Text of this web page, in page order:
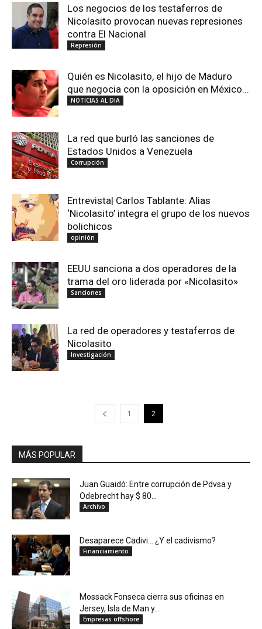
Los negocios de los testaferros de
Nicolasito provocan nuevas represiones
contra El Nacional
Represión
Quién es Nicolasito, el hijo de Maduro
que negocia con la oposición en México...
NOTICIAS AL DIA
La red que burló las sanciones de
Estados Unidos a Venezuela
Corrupción
Entrevista| Carlos Tablante: Alias
‘Nicolasito’ integra el grupo de los nuevos
bolichicos
opinión
EEUU sanciona a dos operadores de la
trama del oro liderada por «Nicolasito»
Sanciones
La red de operadores y testaferros de
Nicolasito
Investigación
1 2
MÁS POPULAR
Juan Guaidó: Entre corrupción de Pdvsa y
Odebrecht hay $ 80...
Archivo
Desaparece Cadivi… ¿Y el cadivismo?
Financiamiento
Mossack Fonseca cierra sus oficinas en
Jersey, Isla de Man y...
Empresas offshore